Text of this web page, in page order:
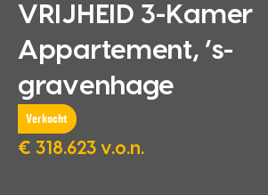
VRIJHEID 3-Kamer
Appartement, ‘s-
gravenhage
Verkocht
€ 318.623 v.o.n.